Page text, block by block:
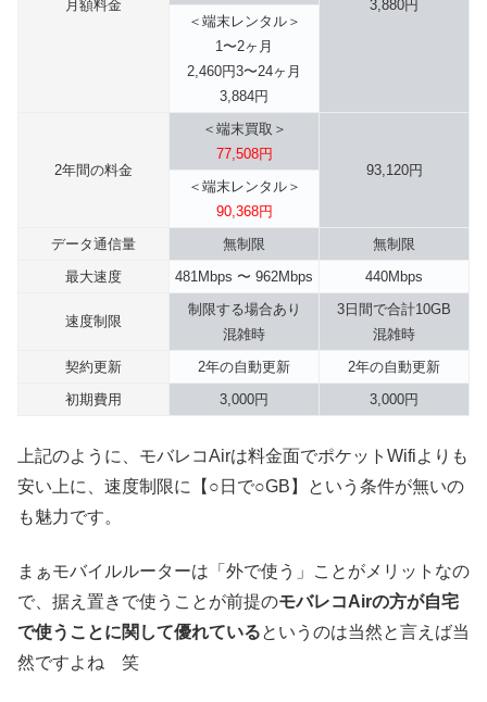
月額料金
3,880円
＜端末レンタル＞
1〜2ヶ月
2,460円3〜24ヶ月
3,884円
2年間の料金
＜端末買取＞
77,508円
93,120円
＜端末レンタル＞
90,368円
データ通信量
無制限
無制限
最大速度
481Mbps 〜 962Mbps 440Mbps
速度制限
制限する場合あり
混雑時
3日間で合計10GB
混雑時
契約更新
2年の自動更新
2年の自動更新
初期費用
3,000円 3,000円
上記のように、 モバレコAirは料金面でポケットWifiよりも
安い上に、速度制限に【○日で○GB】という条件が無いの
も魅力です。
まぁモバイルルーターは「外で使う」ことがメリットなの
で、据え置きで使うことが前提のモバレコAirの方が自宅
で使うことに関して優れているというのは当然と言えば当
然ですよね 笑